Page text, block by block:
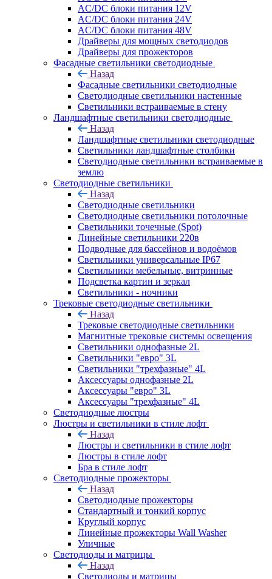
AC/DC блоки питания 12V
AC/DC блоки питания 24V
AC/DC блоки питания 48V
Драйверы для мощных светодиодов
Драйверы для прожекторов
Фасадные светильники светодиодные
Назад
Фасадные светильники светодиодные
Светодиодные светильники настенные
Светильники встраиваемые в стену
Ландшафтные светильники светодиодные
Назад
Ландшафтные светильники светодиодные
Светильники ландшафтные столбики
Светодиодные светильники встраиваемые в
землю
Светодиодные светильники
Назад
Светодиодные светильники
Светодиодные светильники потолочные
Светильники точечные (Spot)
Линейные светильники 220в
Подводные для бассейнов и водоёмов
Светильники универсальные IP67
Светильники мебельные, витринные
Подсветка картин и зеркал
Светильники - ночники
Трековые светодиодные светильники
Назад
Трековые светодиодные светильники
Магнитные трековые системы освещения
Светильники однофазные 2L
Светильники "евро" 3L
Светильники "трехфазные" 4L
Аксессуары однофазные 2L
Аксессуары "евро" 3L
Аксессуары "трехфазные" 4L
Светодиодные люстры
Люстры и светильники в стиле лофт
Назад
Люстры и светильники в стиле лофт
Люстры в стиле лофт
Бра в стиле лофт
Светодиодные прожекторы
Назад
Светодиодные прожекторы
Стандартный и тонкий корпус
Круглый корпус
Линейные прожекторы Wall Washer
Уличные
Светодиоды и матрицы
Назад
Светодиоды и матрицы